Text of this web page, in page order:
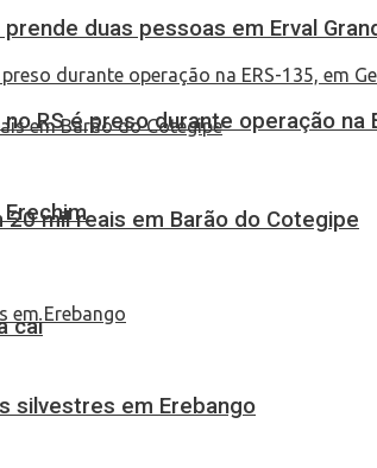
mil reais em Barão do Cotegipe
silvestres em Erebango
duas pessoas em Erval
RS é preso durante operação na
cai